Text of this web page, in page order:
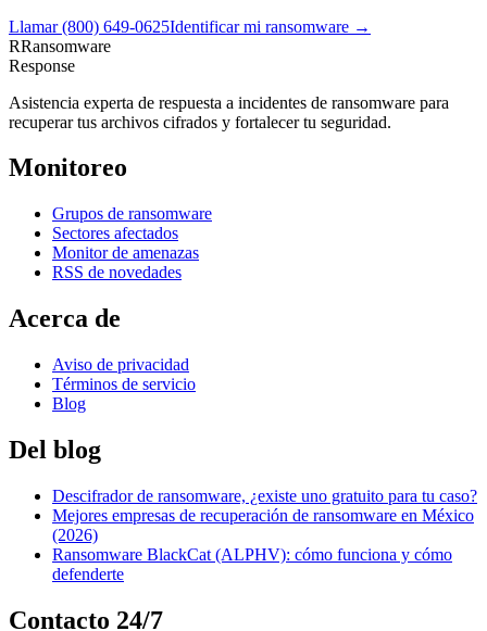
Llamar(800) 649-0625Identificar mi ransomware →
RRansomware
Response
Asistencia experta de respuesta a incidentes de ransomware para
recuperar tus archivos cifrados y fortalecer tu seguridad.
Monitoreo
Grupos de ransomware
Sectores afectados
Monitor de amenazas
RSS de novedades
Acerca de
Aviso de privacidad
Términos de servicio
Blog
Del blog
Descifrador de ransomware, ¿existe uno gratuito para tu caso?
Mejores empresas de recuperación de ransomware en México
(2026)
Ransomware BlackCat (ALPHV): cómo funciona y cómo
defenderte
Contacto 24/7